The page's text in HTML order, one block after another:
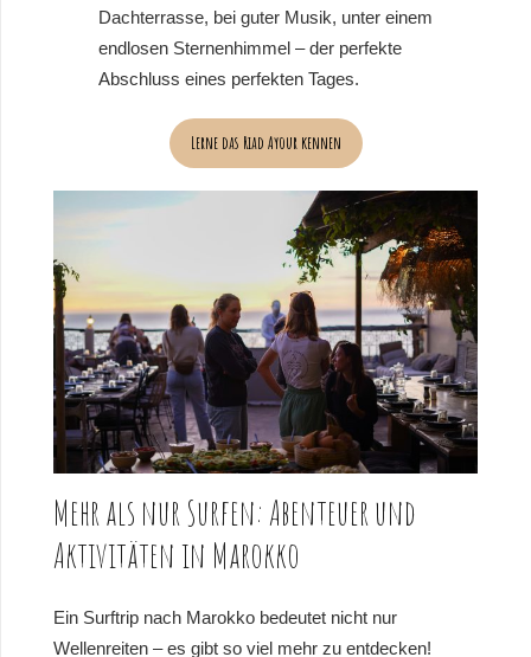
Dachterrasse, bei guter Musik, unter einem
endlosen Sternenhimmel – der perfekte
Abschluss eines perfekten Tages.
Lerne das Riad Ayour kennen
Mehr als nur Surfen: Abenteuer und
Aktivitäten in Marokko
Ein Surftrip nach Marokko bedeutet nicht nur
Wellenreiten – es gibt so viel mehr zu entdecken!